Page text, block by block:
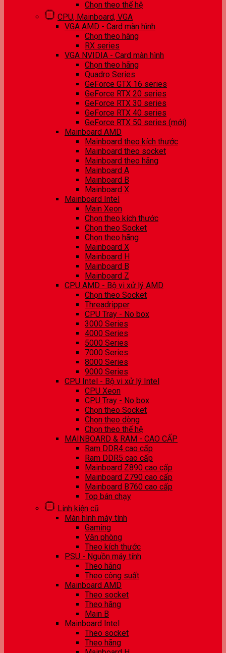
Chọn theo thế hệ
CPU, Mainboard, VGA
VGA AMD - Card màn hình
Chọn theo hãng
RX series
VGA NVIDIA - Card màn hình
Chọn theo hãng
Quadro Series
GeForce GTX 16 series
GeForce RTX 20 series
GeForce RTX 30 series
GeForce RTX 40 series
GeForce RTX 50 series (mới)
Mainboard AMD
Mainboard theo kích thước
Mainboard theo socket
Mainboard theo hãng
Mainboard A
Mainboard B
Mainboard X
Mainboard Intel
Main Xeon
Chọn theo kích thước
Chọn theo Socket
Chọn theo hãng
Mainboard X
Mainboard H
Mainboard B
Mainboard Z
CPU AMD - Bộ vi xử lý AMD
Chọn theo Socket
Threadripper
CPU Tray - No box
3000 Series
4000 Series
5000 Series
7000 Series
8000 Series
9000 Series
CPU Intel - Bộ vi xử lý Intel
CPU Xeon
CPU Tray - No box
Chọn theo Socket
Chọn theo dòng
Chọn theo thế hệ
MAINBOARD & RAM - CAO CẤP
Ram DDR4 cao cấp
Ram DDR5 cao cấp
Mainboard Z890 cao cấp
Mainboard Z790 cao cấp
Mainboard B760 cao cấp
Top bán chạy
Linh kiện cũ
Màn hình máy tính
Gaming
Văn phòng
Theo kích thước
PSU - Nguồn máy tính
Theo hãng
Theo công suất
Mainboard AMD
Theo socket
Theo hãng
Main B
Mainboard Intel
Theo socket
Theo hãng